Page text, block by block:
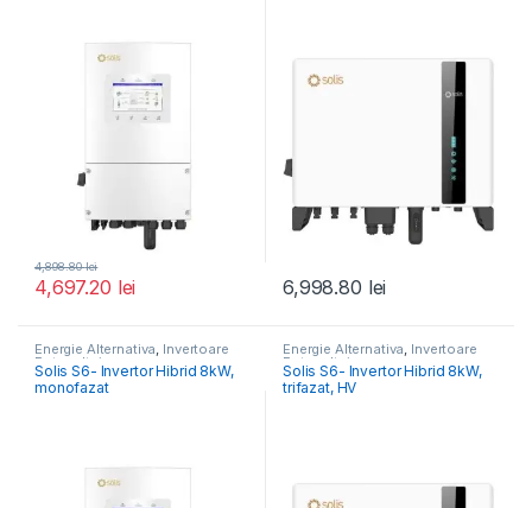
4,697.20 lei
4,898.80lei
6,998.80 lei
Energie Alternativa, Invertoare
Fotovoltaice
Solis S6- Invertor Hibrid 8kW,
monofazat
Energie Alternativa, Invertoare
Fotovoltaice
Solis S6- Invertor Hibrid 8kW,
trifazat, HV